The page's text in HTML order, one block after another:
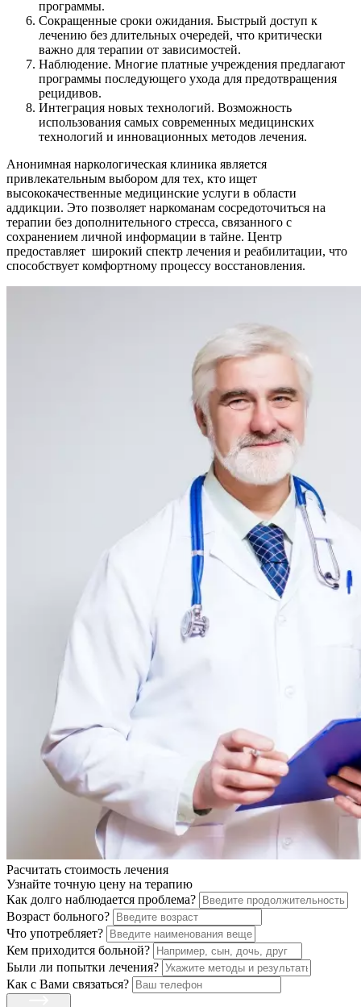
программы.
Сокращенные сроки ожидания. Быстрый доступ к
лечению без длительных очередей, что критически
важно для терапии от зависимостей.
Наблюдение. Многие платные учреждения предлагают
программы последующего ухода для предотвращения
рецидивов.
Интеграция новых технологий. Возможность
использования самых современных медицинских
технологий и инновационных методов лечения.
Анонимная наркологическая клиника является
привлекательным выбором для тех, кто ищет
высококачественные медицинские услуги в области
аддикции. Это позволяет наркоманам сосредоточиться на
терапии без дополнительного стресса, связанного с
сохранением личной информации в тайне. Центр
предоставляет широкий спектр лечения и реабилитации, что
способствует комфортному процессу восстановления.
Расчитать стоимость лечения
Узнайте точную цену на терапию
Как долго наблюдается проблема?
Возраст больного?
Что употребляет?
Кем приходится больной?
Были ли попытки лечения?
Как с Вами связаться?